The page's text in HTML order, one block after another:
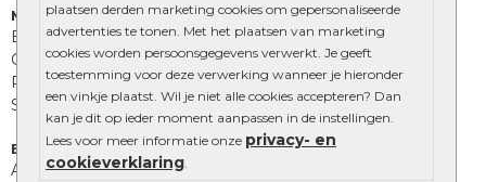
plaatsen derden marketing cookies om gepersonaliseerde
advertenties te tonen. Met het plaatsen van marketing
cookies worden persoonsgegevens verwerkt. Je geeft
toestemming voor deze verwerking wanneer je hieronder
een vinkje plaatst. Wil je niet alle cookies accepteren? Dan
kan je dit op ieder moment aanpassen in de instellingen.
Lees voor meer informatie onze privacy- en
cookieverklaring.
Muurelementen
Betonbielzen
Opsluitbanden
Palissades
Stapelblokken
Extra benodigdheden
Afwatering en diversen